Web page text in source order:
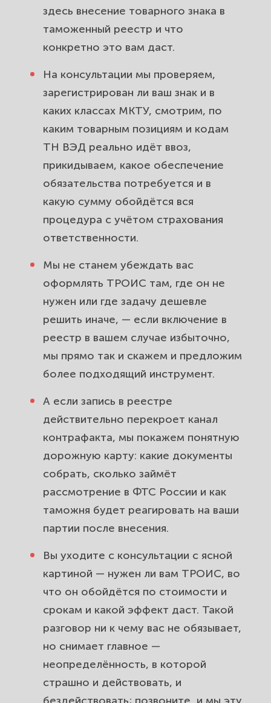
здесь внесение товарного знака в
таможенный реестр и что
конкретно это вам даст.
На консультации мы проверяем,
зарегистрирован ли ваш знак и в
каких классах МКТУ, смотрим, по
каким товарным позициям и кодам
ТН ВЭД реально идёт ввоз,
прикидываем, какое обеспечение
обязательства потребуется и в
какую сумму обойдётся вся
процедура с учётом страхования
ответственности.
Мы не станем убеждать вас
оформлять ТРОИС там, где он не
нужен или где задачу дешевле
решить иначе, — если включение в
реестр в вашем случае избыточно,
мы прямо так и скажем и предложим
более подходящий инструмент.
А если запись в реестре
действительно перекроет канал
контрафакта, мы покажем понятную
дорожную карту: какие документы
собрать, сколько займёт
рассмотрение в ФТС России и как
таможня будет реагировать на ваши
партии после внесения.
Вы уходите с консультации с ясной
картиной — нужен ли вам ТРОИС, во
что он обойдётся по стоимости и
срокам и какой эффект даст. Такой
разговор ни к чему вас не обязывает,
но снимает главное —
неопределённость, в которой
страшно и действовать, и